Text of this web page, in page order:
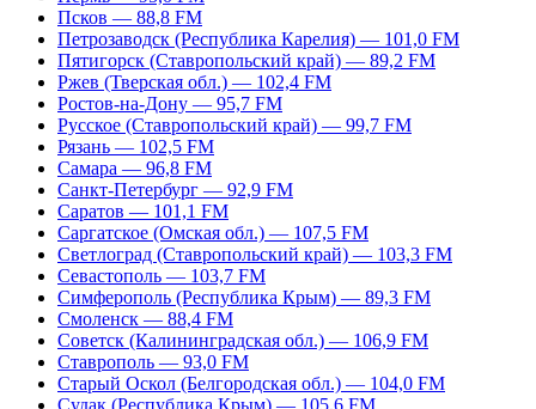
Псков — 88,8 FM
Петрозаводск (Республика Карелия) — 101,0 FM
Пятигорск (Ставропольский край) — 89,2 FM
Ржев (Тверская обл.) — 102,4 FM
Ростов-на-Дону — 95,7 FM
Русское (Ставропольский край) — 99,7 FM
Рязань — 102,5 FM
Самара — 96,8 FM
Санкт-Петербург — 92,9 FM
Саратов — 101,1 FM
Саргатское (Омская обл.) — 107,5 FM
Светлоград (Ставропольский край) — 103,3 FM
Севастополь — 103,7 FM
Симферополь (Республика Крым) — 89,3 FM
Смоленск — 88,4 FM
Советск (Калининградская обл.) — 106,9 FM
Ставрополь — 93,0 FM
Старый Оскол (Белгородская обл.) — 104,0 FM
Судак (Республика Крым) — 105,6 FM